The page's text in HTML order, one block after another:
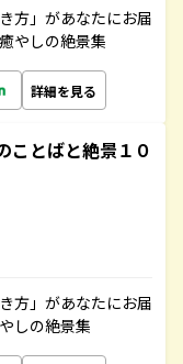
方」があなたにお届
やしの絶景集
詳細を見る
ことばと絶景１０
方」があなたにお届
しの絶景集